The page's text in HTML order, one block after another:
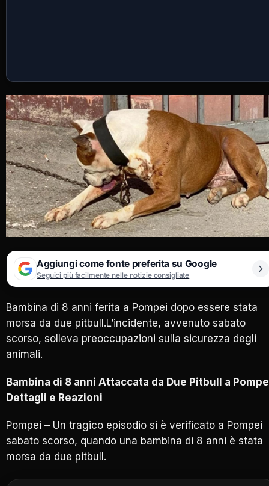
Aggiungi come fonte preferita su Google
Seguici più facilmente nelle notizie consigliate
Bambina di 8 anni ferita a Pompei dopo essere stata
morsa da due pitbull.L’incidente, avvenuto sabato
scorso, solleva preoccupazioni sulla sicurezza degli
animali.
Bambina di 8 anni Attaccata da Due Pitbull a
Dettagli e Reazioni
Pompei – Un tragico episodio si è verificato a Pompei
sabato scorso, quando una bambina di 8 anni è stata
morsa da due pitbull.